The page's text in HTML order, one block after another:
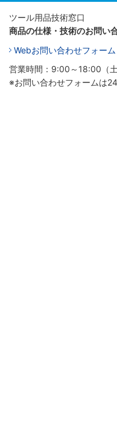
ツール用品技術窓口
商品の仕様・技術のお問い
Webお問い合わせフォーム
営業時間：9:00～18:00（
※お問い合わせフォームは